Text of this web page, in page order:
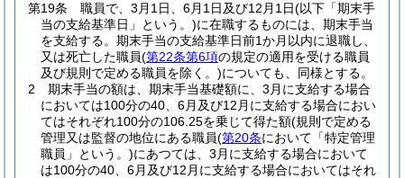
第19条
職員で、3月1日、6月1日及び12月1日(以下「期末手
当の支給基準日」という。)に在職するものには、期末手当
を支給する。 期末手当の支給基準日前1か月以内に退職し、
又は死亡した職員(第22条第6項の規定の適用を受ける職員
及び規則で定める職員を除く。)についても、同様とする。
2
期末手当の額は、期末手当基礎額に、3月に支給する場合
においては100分の40、6月及び12月に支給する場合におい
てはそれぞれ100分の106.25を乗じて得た額(規則で定める
管理又は監督の地位にある職員(第20条において「特定管理
職員」という。)にあつては、3月に支給する場合において
は100分の40、6月及び12月に支給する場合においてはそれ